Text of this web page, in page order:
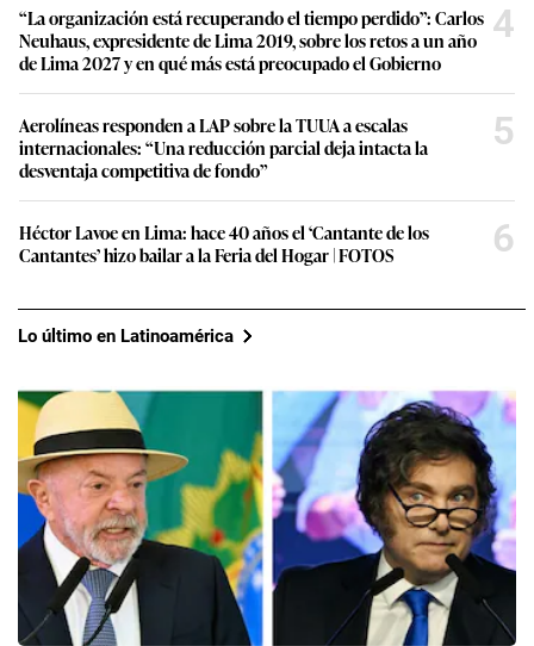
“La organización está recuperando el tiempo perdido”: Carlos
Neuhaus, expresidente de Lima 2019, sobre los retos a un año
de Lima 2027 y en qué más está preocupado el Gobierno
4
Aerolíneas responden a LAP sobre la TUUA a escalas
internacionales: “Una reducción parcial deja intacta la
desventaja competitiva de fondo”
5
Héctor Lavoe en Lima: hace 40 años el ‘Cantante de los
Cantantes’ hizo bailar a la Feria del Hogar | FOTOS
6
Lo último en Latinoamérica